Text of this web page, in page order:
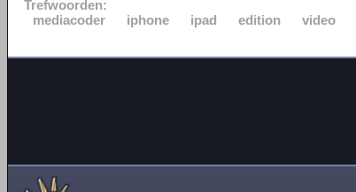
Trefwoorden:
mediacoder
iphone ipad edition video